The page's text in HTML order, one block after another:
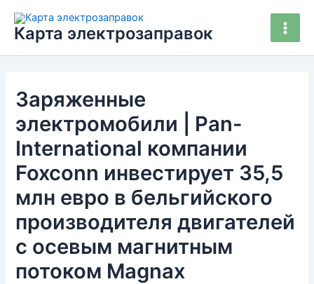
содержимому
Карта электрозаправок
Main
Заряженные
электромобили | Pan-
International компании
Foxconn инвестирует 35,5
млн евро в бельгийского
производителя двигателей
с осевым магнитным
потоком Magnax